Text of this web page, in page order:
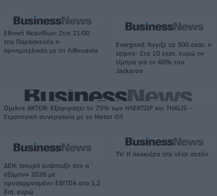
Εθνική Νεανίδων: Στις 21:00
της Παρασκευής ο
προημιτελικός με τη Λιθουανία
Evergood: Άγγιξε τα 300 εκατ. ο
τζίρος- Στα 10 εκατ. ευρώ το
τίμημα για το 60% του
Jackaroo
Όμιλος AKTOR: Εξαγοράζει το 75% των ΗΛΕΚΤΩΡ και THALIS –
Στρατηγική συνεργασία με τη Motor Oil
ΔΕΗ: Ισχυρή ανάπτυξη στο α΄
εξάμηνο 2026 με
προσαρμοσμένο EBITDA στα 1,2
δισ. ευρώ
TV: Η σκακιέρα της νέας σεζόν